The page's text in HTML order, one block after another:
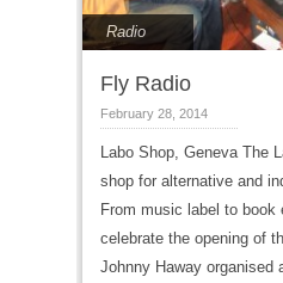
Radio
Fly Radio
February 28, 2014
Labo Shop, Geneva The
shop for alternative and
From music label to book
celebrate the opening of
Johnny Haway organised